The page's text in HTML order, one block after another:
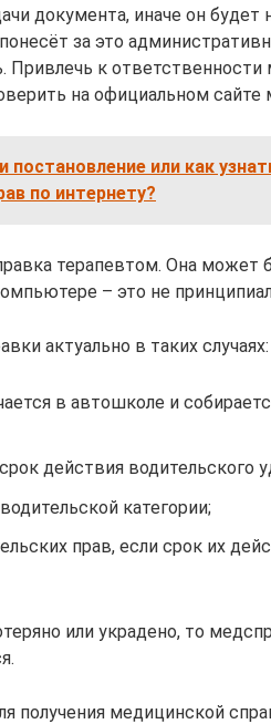
документа, иначе он
за это
Привлечь к ответственности
на официальном сайте
постановление или как
по интернету?
терапевтом. Она может
– это не
актуально в таких случаях:
в автошколе и
действия водительского
категории;
прав, если срок их
или украдено, то
получения медицинской